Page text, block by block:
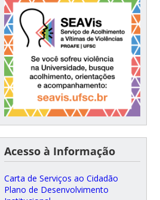
Acesso à Informação
Carta de Serviços ao Cidadão
Plano de Desenvolvimento